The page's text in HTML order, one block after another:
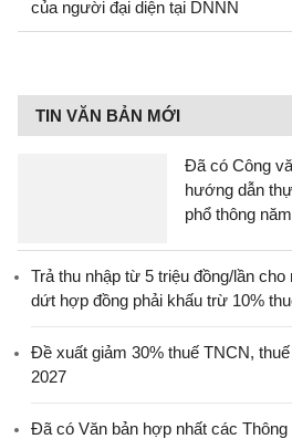
của người đại diện tại DNNN
TIN VĂN BẢN MỚI
Đã có Công
hướng dẫn
phổ thông
Trả thu nhập từ 5 triệu đồng/lần
dứt hợp đồng phải khấu trừ 10%
Đề xuất giảm 30% thuế TNCN,
2027
Đã có Văn bản hợp nhất các